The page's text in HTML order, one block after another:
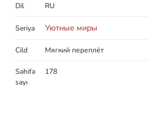
Dil RU
Seriya Уютные миры
Cild Мягкий переплёт
Səhifə
sayı
178